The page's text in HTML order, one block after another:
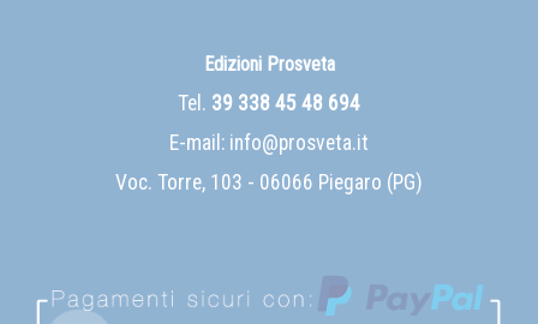
Edizioni Prosveta
Tel. 39 338 45 48 694
E-mail: info@prosveta.it
Voc. Torre, 103 - 06066 Piegaro (PG)